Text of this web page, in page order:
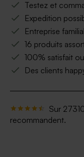
Testez et
Expedition
Entreprise
16 produits
100% satisfait
Des clients
Sur
recommandent.